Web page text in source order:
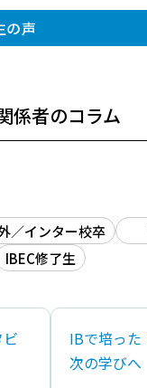
の声
係者のコラム
／インター校卒
IBEC修了生
IBで培った
次の学びへ